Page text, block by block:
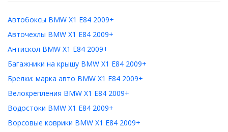
Автобоксы BMW X1 E84 2009+
Авточехлы BMW X1 E84 2009+
Антискол BMW X1 E84 2009+
Багажники на крышу BMW X1 E84 2009+
Брелки: марка авто BMW X1 E84 2009+
Велокрепления BMW X1 E84 2009+
Водостоки BMW X1 E84 2009+
Ворсовые коврики BMW X1 E84 2009+